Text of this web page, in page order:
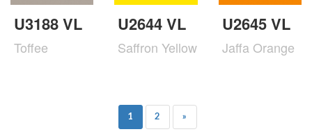
U3188 VL
Toffee
U2644 VL
Saffron Yellow
U2645 VL
Jaffa Orange
1 2 »